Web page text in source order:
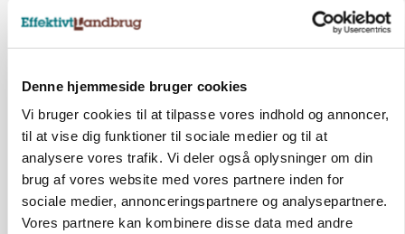
Denne hjemmeside bruger cookies
Vi bruger cookies til at tilpasse vores indhold og annoncer,
til at vise dig funktioner til sociale medier og til at
analysere vores trafik. Vi deler også oplysninger om din
brug af vores website med vores partnere inden for
sociale medier, annonceringspartnere og analysepartnere.
Vores partnere kan kombinere disse data med andre
MASKINER
Forserie til selvkørende skårlægger afprøves i år
ARRANGEMENT
Markvandring sætter fokus på elefantgræs
Loading...